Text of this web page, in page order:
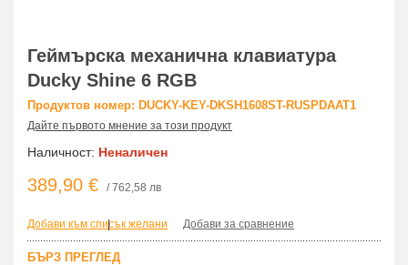
Геймърскa механична клавиатура
Ducky Shine 6 RGB
Продуктов номер: DUCKY-KEY-DKSH1608ST-RUSPDAAT1
Дайте първото мнение за този продукт
Наличност: Неналичен
389,90 € / 762,58 лв
Добави към списък желани
| Добави за сравнение
БЪРЗ ПРЕГЛЕД